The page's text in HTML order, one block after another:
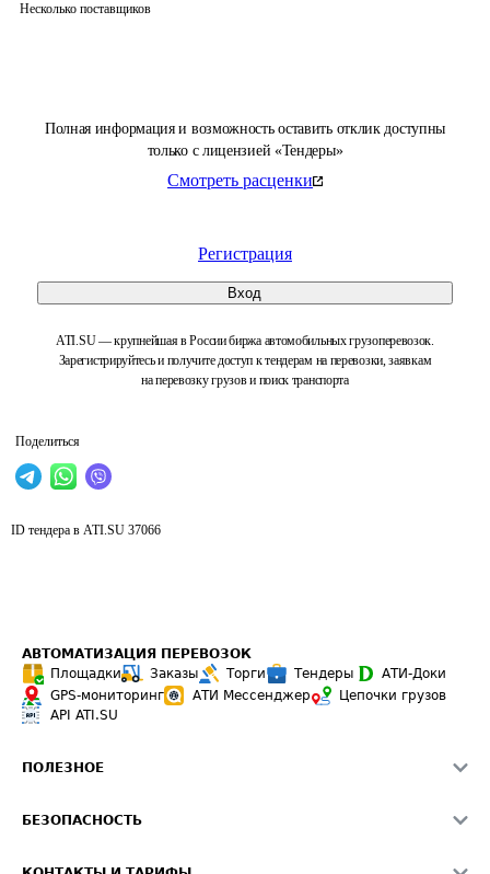
Полная информация и возможность оставить отклик доступны
только с лицензией «Тендеры»
Смотреть расценки
Регистрация
Вход
ATI.SU — крупнейшая в России биржа автомобильных грузоперевозок.
Зарегистрируйтесь и получите доступ к тендерам на перевозки, заявкам
на перевозку грузов и поиск транспорта
Поделиться
Несколько поставщиков
ID тендера в ATI.SU 37066
АВТОМАТИЗАЦИЯ ПЕРЕВОЗОК
Площадки
Заказы Торги Тендеры
АТИ-Доки
GPS-мониторинг
АТИ Мессенджер
Цепочки грузов
API ATI.SU
ПОЛЕЗНОЕ
Звезды ATI.SU на вашем сайте
БЕЗОПАСНОСТЬ